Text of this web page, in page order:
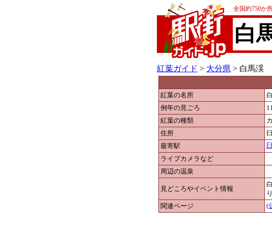
全国約750か
白
紅葉ガイド > 大分県 > 白馬渓
紅葉の名所
例年の見ごろ
紅葉の種類
住所
最寄駅
ライブカメラなど
周辺の温泉
見どころやイベント情報
関連ページ
(